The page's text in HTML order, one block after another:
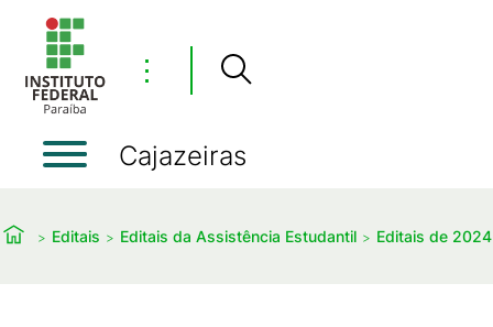
⋮
Cajazeiras
Editais Editais da Assistência Estudantil Editais de 2024